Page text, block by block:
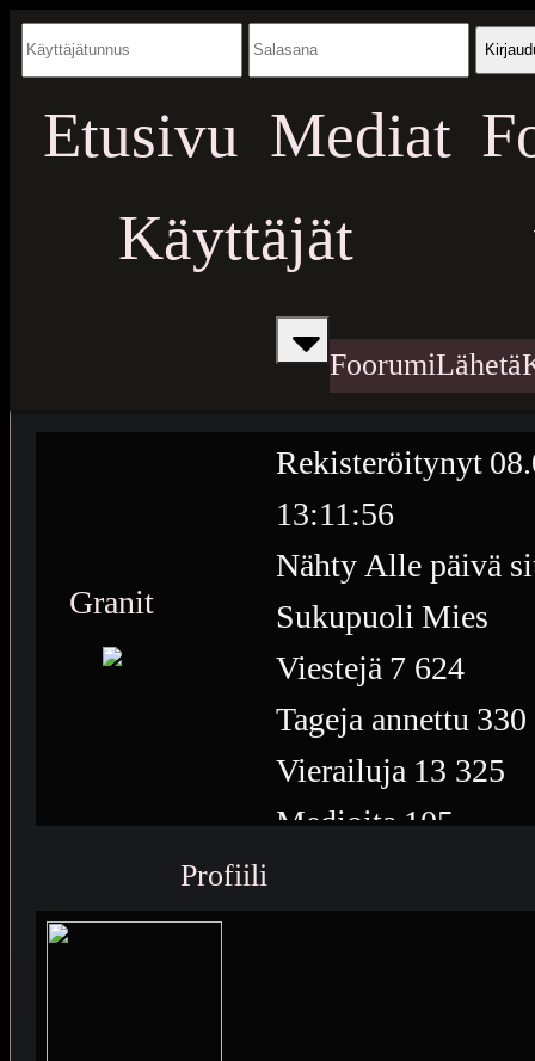
Etusivu Mediat
Käyttäjät
FoorumiLähetä
Granit
Rekisteröitynyt
13:11:56
Nähty Alle päivä
Sukupuoli Mies
Viestejä 7 624
Tageja annettu 330
Vierailuja 13 325
Medioita 105
Profiili